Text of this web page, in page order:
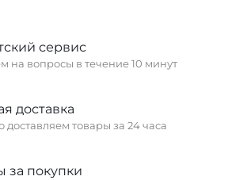
сервис
на вопросы в течение 10 минут
доставка
доставляем товары за 24 часа
за покупки